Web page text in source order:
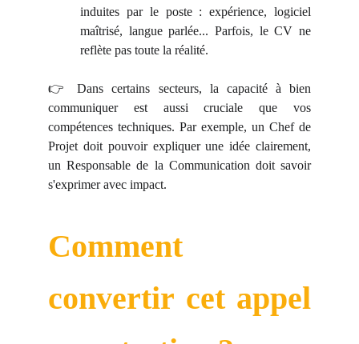
induites par le poste : expérience, logiciel
maîtrisé, langue parlée... Parfois, le CV ne
reflète pas toute la réalité.
👉 Dans certains secteurs, la capacité à bien
communiquer est aussi cruciale que vos
compétences techniques. Par exemple, un Chef de
Projet doit pouvoir expliquer une idée clairement,
un Responsable de la Communication doit savoir
s'exprimer avec impact.
Comment
convertir cet appel